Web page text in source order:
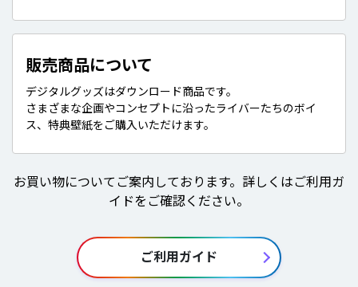
販売商品について
デジタルグッズはダウンロード商品です。
さまざまな企画やコンセプトに沿ったライバーたちのボイ
ス、特典壁紙をご購入いただけます。
お買い物についてご案内しております。詳しくはご利用ガ
イドをご確認ください。
ご利用ガイド